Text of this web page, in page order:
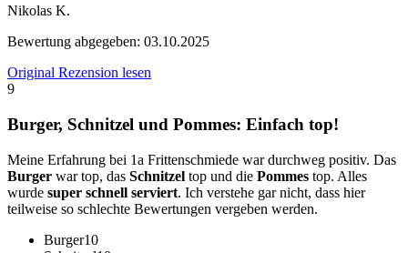
Nikolas K.
Bewertung abgegeben: 03.10.2025
Original Rezension lesen
9
Burger, Schnitzel und Pommes: Einfach top!
Meine Erfahrung bei 1a Frittenschmiede war durchweg positiv. Das
Burger war top, das Schnitzel top und die Pommes top. Alles
wurde super schnell serviert. Ich verstehe gar nicht, dass hier
teilweise so schlechte Bewertungen vergeben werden.
Burger10